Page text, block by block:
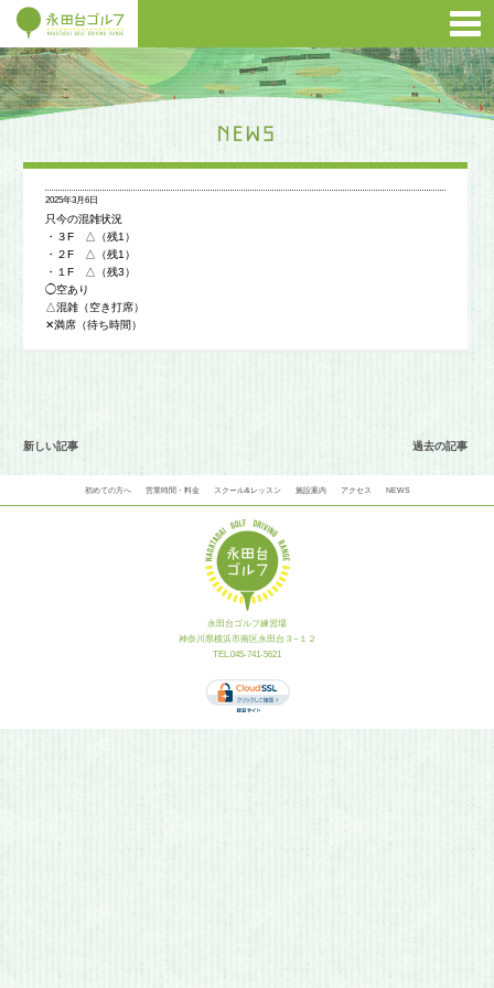
2025年3月6日
只今の混雑状況
・３F △（残1）
・２F △（残1）
・１F △（残3）
◯空あり
△混雑（空き打席）
✕満席（待ち時間）
新しい記事 過去の記事
初めての方へ 営業時間・料金 スクール&レッスン 施設案内 アクセス NEWS
永田台ゴルフ練習場
神奈川県横浜市南区永田台３−１２
TEL.045-741-5621